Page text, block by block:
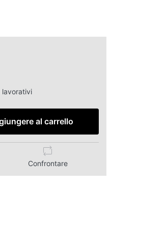
lavorativi
al carrello
Confrontare